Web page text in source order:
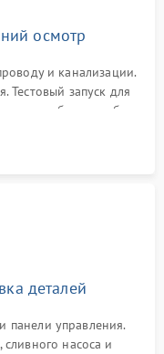
осмотр
и канализации.
Тестовый запуск для
или сбоев в работе
деталей
панели управления.
насоса и